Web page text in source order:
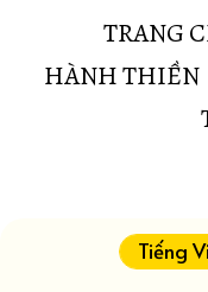
TRANG
HÀNH THIỀN
Tiếng